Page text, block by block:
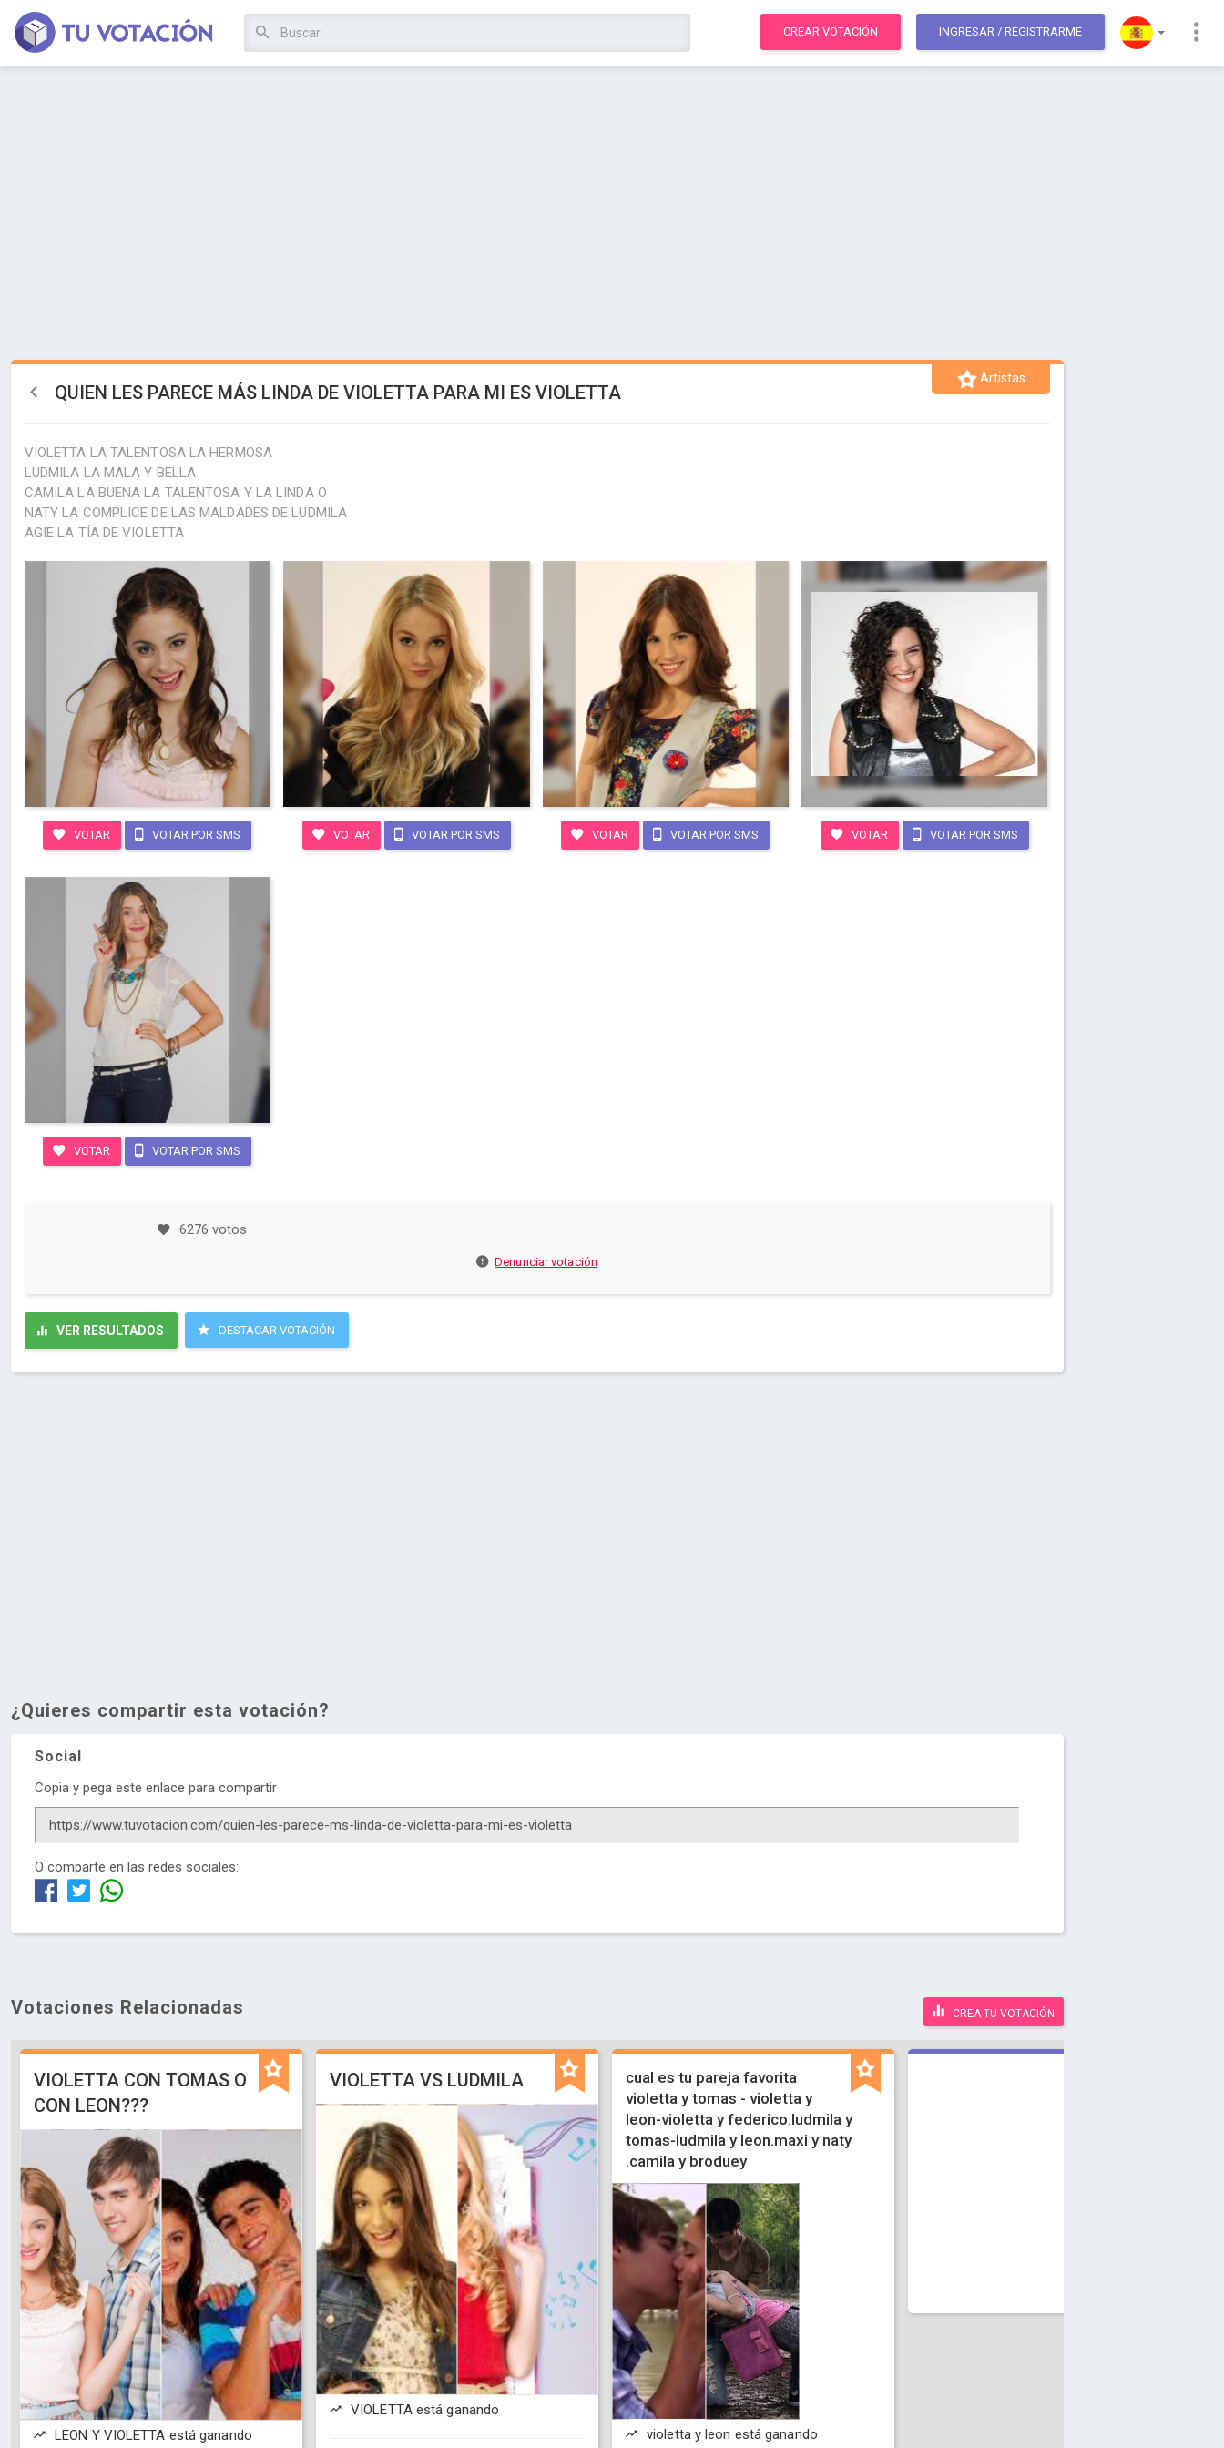
CREAR VOTACIÓN INGRESAR / REGISTRARME
Artistas
QUIEN LES PARECE MÁS LINDA DE VIOLETTA PARA MI ES VIOLETTA
VIOLETTA LA TALENTOSA LA HERMOSA
LUDMILA LA MALA Y BELLA
CAMILA LA BUENA LA TALENTOSA Y LA LINDA O
NATY LA COMPLICE DE LAS MALDADES DE LUDMILA
AGIE LA TÍA DE VIOLETTA
VOTAR VOTAR POR SMS VOTAR VOTAR POR SMS VOTAR VOTAR POR SMS VOTAR VOTAR POR SMS
VOTAR VOTAR POR SMS
6276 votos
Denunciar votación
VER RESULTADOS DESTACAR VOTACIÓN
¿Quieres compartir esta votación?
Social
Copia y pega este enlace para compartir
O comparte en las redes sociales:
Votaciones Relacionadas CREA TU VOTACIÓN
VIOLETTA CON TOMAS O
CON LEON???
LEON Y VIOLETTA está ganando
VIOLETTA VS LUDMILA
VIOLETTA está ganando
cual es tu pareja favorita
violetta y tomas - violetta y
leon-violetta y federico.ludmila y
tomas-ludmila y leon.maxi y naty
.camila y broduey
violetta y leon está ganando